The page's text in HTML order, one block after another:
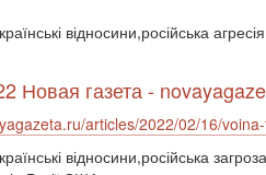
відносини,російська
Новая газета -
articles/2022/02/16/
відносини,російська